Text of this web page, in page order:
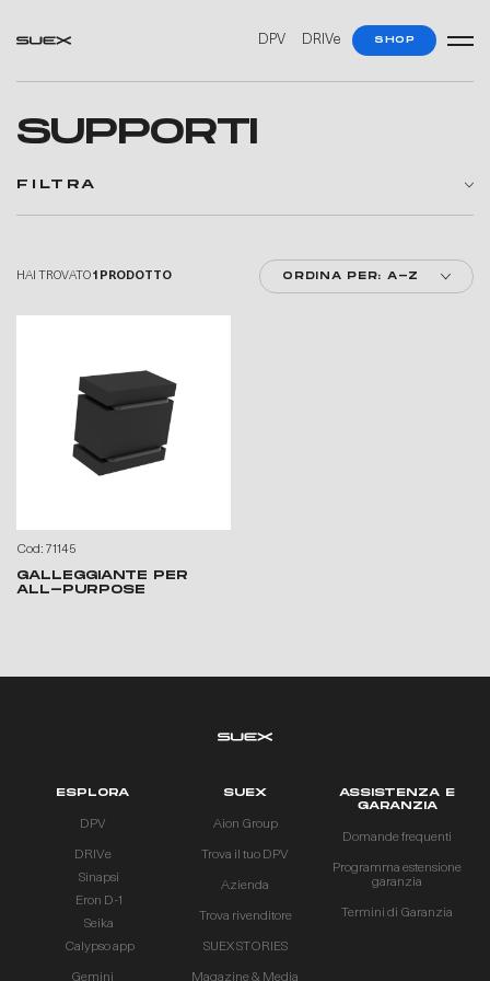
DPV DRIVe SHOP
SUPPORTI
FILTRA
HAI TROVATO1 PRODOTTO ORDINA PER: A-Z
Cod: 71145
GALLEGGIANTE PER
ALL-PURPOSE
ESPLORA
DPV
DRIVe
Sinapsi
Eron D-1
Seika
Calypso app
Gemini
SUEX
Aion Group
Trova il tuo DPV
Azienda
Trova rivenditore
SUEX STORIES
Magazine & Media
ASSISTENZA E
GARANZIA
Domande frequenti
Programma estensione
garanzia
Termini di Garanzia